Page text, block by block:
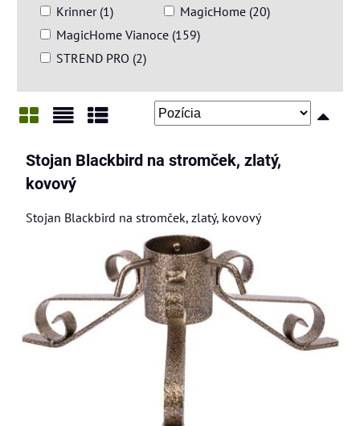
Krinner (1)
MagicHome (20)
MagicHome Vianoce (159)
STREND PRO (2)
Stojan Blackbird na stromček, zlatý,
kovový
Stojan Blackbird na stromček, zlatý, kovový